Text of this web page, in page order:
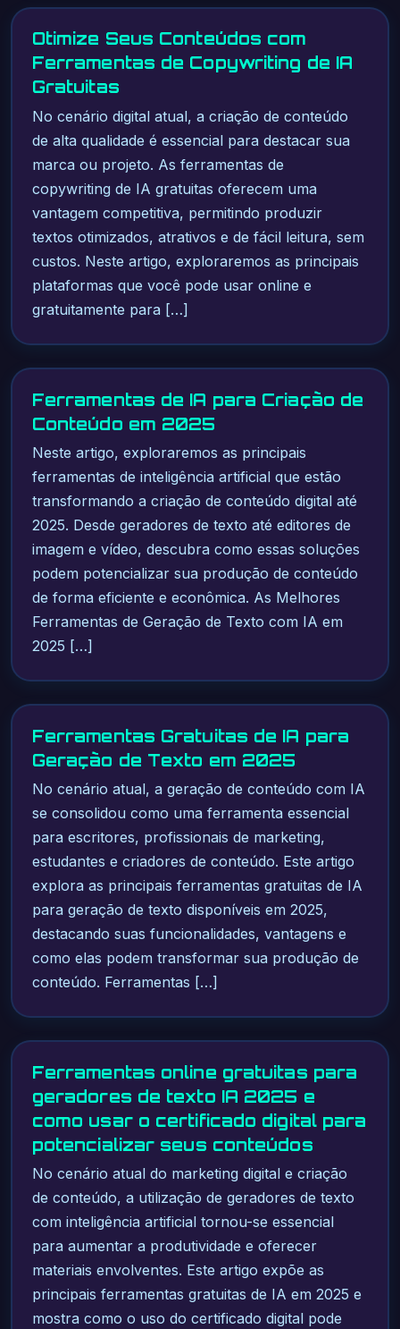
Otimize Seus Conteúdos com
Ferramentas de Copywriting de IA
Gratuitas
No cenário digital atual, a criação de conteúdo
de alta qualidade é essencial para destacar sua
marca ou projeto. As ferramentas de
copywriting de IA gratuitas oferecem uma
vantagem competitiva, permitindo produzir
textos otimizados, atrativos e de fácil leitura, sem
custos. Neste artigo, exploraremos as principais
plataformas que você pode usar online e
gratuitamente para […]
Ferramentas de IA para Criação de
Conteúdo em 2025
Neste artigo, exploraremos as principais
ferramentas de inteligência artificial que estão
transformando a criação de conteúdo digital até
2025. Desde geradores de texto até editores de
imagem e vídeo, descubra como essas soluções
podem potencializar sua produção de conteúdo
de forma eficiente e econômica. As Melhores
Ferramentas de Geração de Texto com IA em
2025 […]
Ferramentas Gratuitas de IA para
Geração de Texto em 2025
No cenário atual, a geração de conteúdo com IA
se consolidou como uma ferramenta essencial
para escritores, profissionais de marketing,
estudantes e criadores de conteúdo. Este artigo
explora as principais ferramentas gratuitas de IA
para geração de texto disponíveis em 2025,
destacando suas funcionalidades, vantagens e
como elas podem transformar sua produção de
conteúdo. Ferramentas […]
Ferramentas online gratuitas para
geradores de texto IA 2025 e
como usar o certificado digital para
potencializar seus conteúdos
No cenário atual do marketing digital e criação
de conteúdo, a utilização de geradores de texto
com inteligência artificial tornou-se essencial
para aumentar a produtividade e oferecer
materiais envolventes. Este artigo expõe as
principais ferramentas gratuitas de IA em 2025 e
mostra como o uso do certificado digital pode